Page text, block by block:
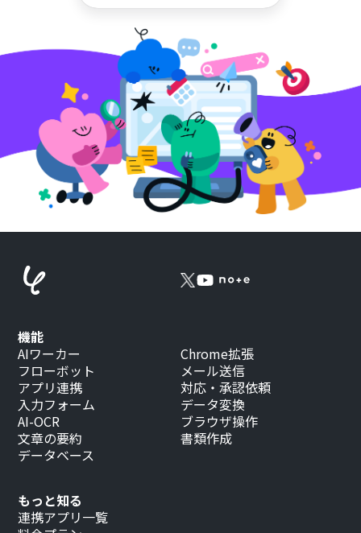
もっと知る
連携アプリ一覧
機能
AIワーカー
フローボット
アプリ連携
入力フォーム
AI-OCR
文章の要約
データベース
Chrome拡張
メール送信
対応・承認依頼
データ変換
ブラウザ操作
書類作成